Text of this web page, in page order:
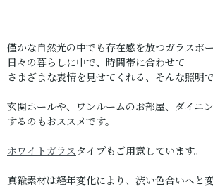
僅かな自然光の中でも存在感を放つガラスボー
日々の暮らしに中で、時間帯に合わせて
さまざまな表情を見せてくれる、そんな照明で
玄関ホールや、ワンルームのお部屋、ダイニ
するのもおススメです。
ホワイトガラスタイプもご用意しています。
真鍮素材は経年変化により、渋い色合いへと